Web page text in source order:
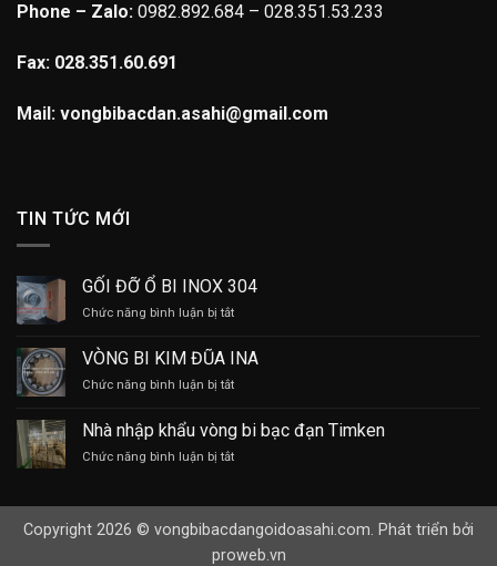
Phone – Zalo: 0982.892.684 – 028.351.53.233
Fax: 028.351.60.691
Mail: vongbibacdan.asahi@gmail.com
TIN TỨC MỚI
GỐI ĐỠ Ổ BI INOX 304
Chức năng bình luận bị tắtở
ĐỠ
Ổ
BI
304
VÒNG BI KIM ĐŨA INA
Chức năng bình luận bị tắtở
BI
KIM
ĐŨA
Nhà nhập khẩu vòng bi bạc đạn Timken
Chức năng bình luận bị tắtở
vòng
bi
Copyright 2026 © vongbibacdangoidoasahi.com. Phát triển bởi
proweb.vn